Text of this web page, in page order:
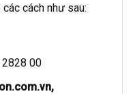
cách như sau:
00
,